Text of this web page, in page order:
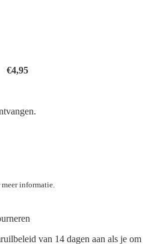
€4,95
informatie.
van 14 dagen aan als je om